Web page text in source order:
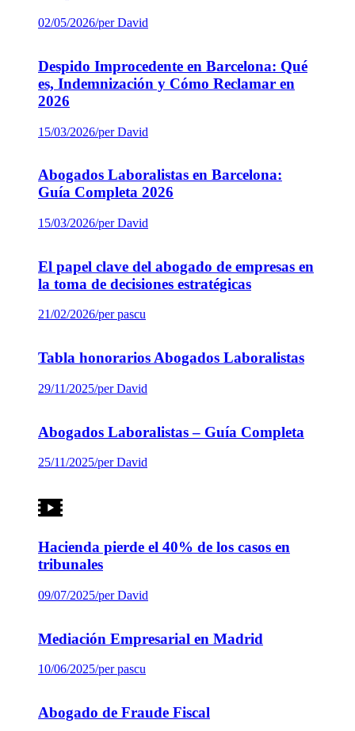
02/05/2026/per David
Despido Improcedente en Barcelona: Qué
es, Indemnización y Cómo Reclamar en
2026
15/03/2026/per David
Abogados Laboralistas en Barcelona:
Guía Completa 2026
15/03/2026/per David
El papel clave del abogado de empresas en
la toma de decisiones estratégicas
21/02/2026/per pascu
Tabla honorarios Abogados Laboralistas
29/11/2025/per David
Abogados Laboralistas – Guía Completa
25/11/2025/per David
Hacienda pierde el 40% de los casos en
tribunales
09/07/2025/per David
Mediación Empresarial en Madrid
10/06/2025/per pascu
Abogado de Fraude Fiscal